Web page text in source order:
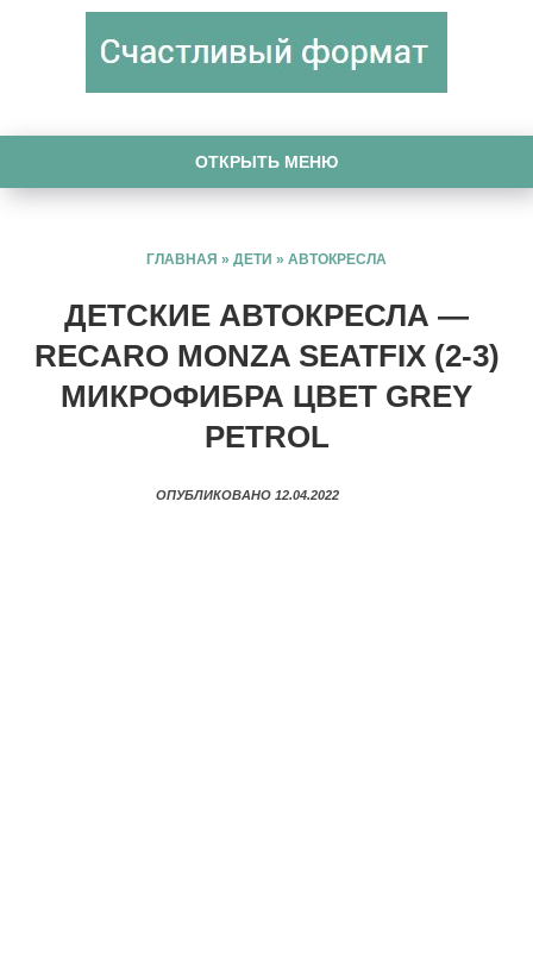
ОТКРЫТЬ МЕНЮ
ГЛАВНАЯ » ДЕТИ » АВТОКРЕСЛА
ДЕТСКИЕ АВТОКРЕСЛА —
RECARO MONZA SEATFIX (2-3)
МИКРОФИБРА ЦВЕТ GREY
PETROL
ОПУБЛИКОВАНО 12.04.2022